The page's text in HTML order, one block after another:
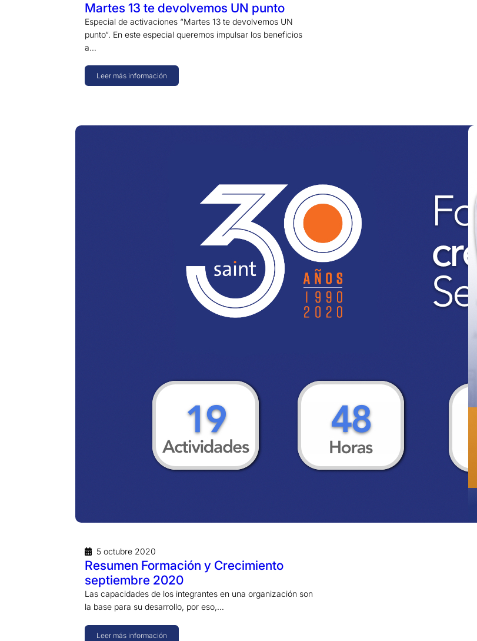
Martes 13 te devolvemos UN punto
Especial de activaciones “Martes 13 te devolvemos UN
punto“. En este especial queremos impulsar los beneficios
a…
Leer más información
5 octubre 2020
Resumen Formación y Crecimiento
septiembre 2020
Las capacidades de los integrantes en una organización son
la base para su desarrollo, por eso,…
Leer más información